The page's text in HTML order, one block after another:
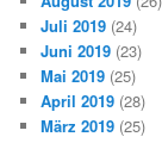
Juli 2019 (24)
Juni 2019 (23)
Mai 2019 (25)
April 2019 (28)
März 2019 (25)